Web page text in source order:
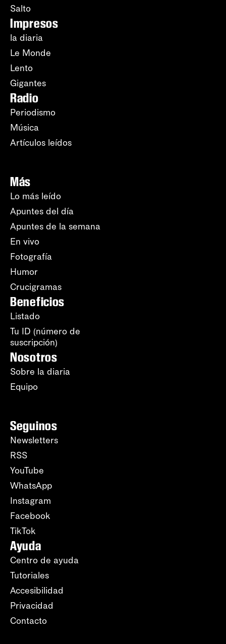
Salto
Impresos
la diaria
Le Monde
Lento
Gigantes
Radio
Periodismo
Música
Artículos leídos
Más
Lo más leído
Apuntes del día
Apuntes de la semana
En vivo
Fotografía
Humor
Crucigramas
Beneficios
Listado
Tu ID (número de
suscripción)
Nosotros
Sobre la diaria
Equipo
Seguinos
Newsletters
RSS
YouTube
WhatsApp
Instagram
Facebook
TikTok
Ayuda
Centro de ayuda
Tutoriales
Accesibilidad
Privacidad
Contacto